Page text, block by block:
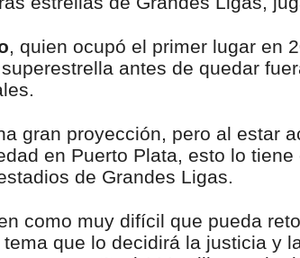
, quien ocupó el primer lugar en
antes de quedar
gran proyección, pero al estar
en Puerto Plata, esto lo
de Grandes Ligas.
como muy difícil que pueda
que lo decidirá la justicia y